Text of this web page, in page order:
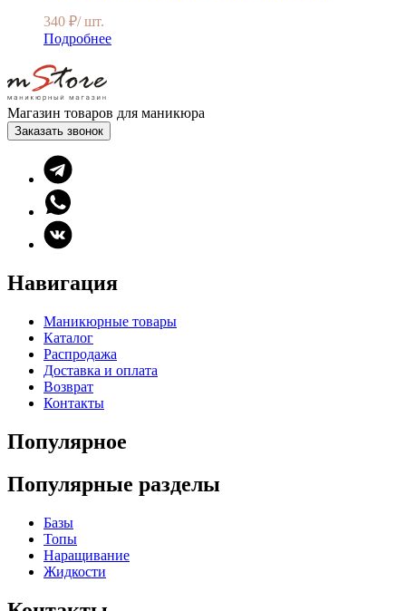
340 ₽/ шт.
Подробнее
Магазин товаров для маникюра
Заказать звонок
Навигация
Маникюрные товары
Каталог
Распродажа
Доставка и оплата
Возврат
Контакты
Популярное
Популярные разделы
Базы
Топы
Наращивание
Жидкости